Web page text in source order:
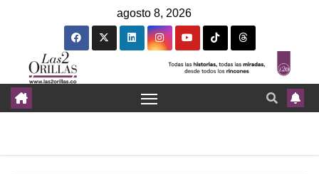
agosto 8, 2026